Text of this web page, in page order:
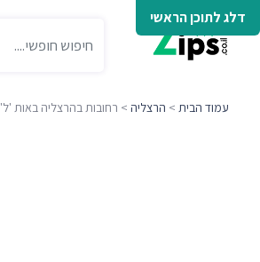
דלג לתוכן הראשי
עמוד הבית > הרצליה > רחובות בהרצליה באות 'ל'